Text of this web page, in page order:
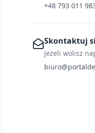
+48 793 011
Skontaktuj
Jeżeli wolisz